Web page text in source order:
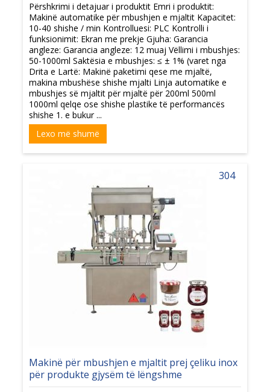
Përshkrimi i detajuar i produktit Emri i produktit:
Makinë automatike për mbushjen e mjaltit Kapacitet:
10-40 shishe / min Kontrolluesi: PLC Kontrolli i
funksionimit: Ekran me prekje Gjuha: Garancia
angleze: Garancia angleze: 12 muaj Vëllimi i mbushjes:
50-1000ml Saktësia e mbushjes: ≤ ± 1% (varet nga
Drita e Lartë: Makinë paketimi qese me mjaltë,
makina mbushëse shishe mjalti Linja automatike e
mbushjes së mjaltit për mjaltë për 200ml 500ml
1000ml qelqe ose shishe plastike të performancës
shishe 1. e bukur ...
Lexo më shumë
304
Makinë për mbushjen e mjaltit prej çeliku inox
për produkte gjysëm të lëngshme